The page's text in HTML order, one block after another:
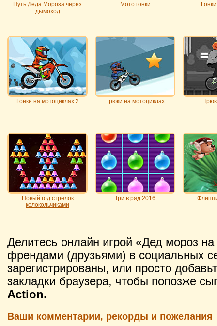
Путь Деда Мороза через
дымоход
Мото гонки
Гонки на мотоциклах 2 Трюки на мотоциклах
Новый год стрелок
колокольчиками
Три в ряд 2016
Делитесь онлайн игрой «Дед мороз
френдами (друзьями) в социальных
зарегистрированы, или просто
закладки браузера, чтобы попозже
Action.
Ваши комментарии, рекорды и пожелания